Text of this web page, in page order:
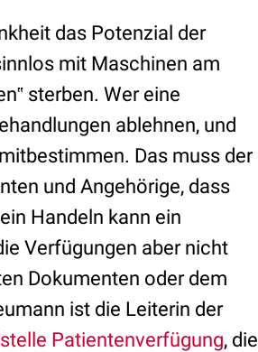
das Potenzial der
mit Maschinen am
sterben. Wer eine
ablehnen, und
Das muss der
und Angehörige, dass
Handeln kann ein
Verfügungen aber nicht
Dokumenten oder dem
ist die Leiterin der
Patientenverfügung, die